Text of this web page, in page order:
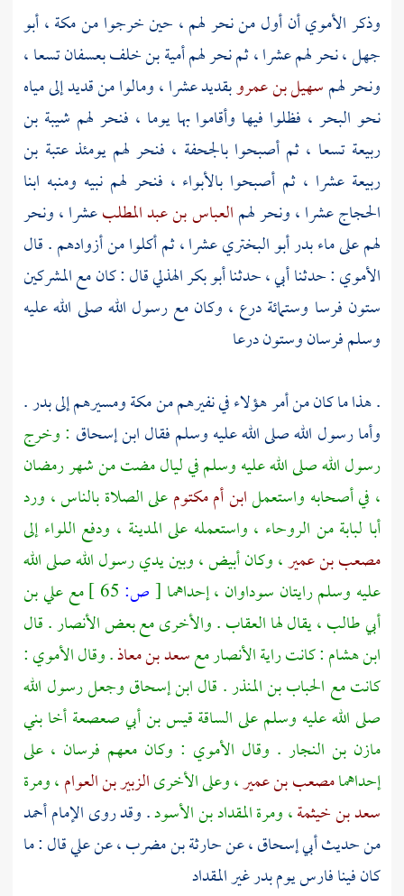
وذكرالأمويأن أول من نحر لهم ، حين خرجوا منمكة،أبو
جهل، نحر لهم عشرا ، ثم نحر لهمأمية بن خلفبعسفانتسعا ،
ونحر لهمسهيل بن عمروبقديدعشرا ، ومالوا منقديدإلى مياه
نحو البحر ، فظلوا فيها وأقاموا بها يوما ، فنحر لهم شيبة بن
ربيعةتسعا ، ثم أصبحوابالجحفة ، فنحر لهم يومئذعتبة بن
ربيعةعشرا ، ثم أصبحوا بالأبواء ، فنحر لهم نبيه ومنبه ابنا
الحجاجعشرا ، ونحر لهمالعباس بن عبد المطلبعشرا ، ونحر
لهم على ماءبدرأبو البختريعشرا ، ثم أكلوا من أزوادهم . قال
الأموي: حدثنا أبي ، حدثناأبو بكر الهذليقال : كان مع المشركين
ستون فرسا وستمائة درع ، وكان مع رسول الله صلى الله عليه
وسلم فرسان وستون درعا
. هذا ما كان من أمر هؤلاء في نفيرهم منمكةومسيرهم إلىبدر.
وأما رسول الله صلى الله عليه وسلم فقالابن إسحاق : وخرج
رسول الله صلى الله عليه وسلم في ليال مضت من شهر رمضان
، في أصحابه واستعملابن أم مكتومعلى الصلاة بالناس ، ورد
أبا لبابةمن الروحاء ، واستعمله علىالمدينة ، ودفع اللواء إلى
مصعب بن عمير، وكان أبيض ، وبين يدي رسول الله صلى الله
عليه وسلم رايتان سوداوان ، إحداهما [ص: مععلي بن
أبي طالب، يقال لها العقاب . والأخرى مع بعضالأنصار. قال
ابن هشام: كانت رايةالأنصارمعسعد بن معاذ. وقالالأموي:
كانت مع الحباب بن المنذر. قالابن إسحاقوجعل رسول الله
صلى الله عليه وسلم على الساقةقيس بن أبي صعصعةأخابني
مازن بن النجار . وقال الأموي : وكان معهم فرسان ، على
إحداهمامصعب بن عمير، وعلى الأخرىالزبير بن العوام، ومرة
سعد بن خيثمة، ومرةالمقداد بن الأسود. وقد روى الإمامأحمد
من حديثأبي إسحاق، عنحارثة بن مضرب، عنعليقال : ما
كان فينا فارس يومبدرغيرالمقداد